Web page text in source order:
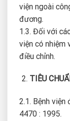
viện ngoài
đương.
1.3. Đối với
viện có
điều chỉnh.
TIÊU
2.1. Bệnh
4470 : 1995.